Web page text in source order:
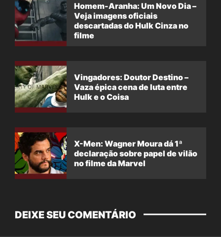
Homem-Aranha: Um Novo Dia –
Veja imagens oficiais
descartadas do Hulk Cinza no
filme
Vingadores: Doutor Destino –
Vaza épica cena de luta entre
Hulk e o Coisa
X-Men: Wagner Moura dá 1ª
declaração sobre papel de vilão
no filme da Marvel
DEIXE SEU COMENTÁRIO